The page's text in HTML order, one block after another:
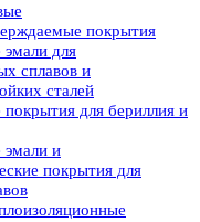
покрытия
для
сплавов и
сталей
для бериллия и
эмали и
покрытия для